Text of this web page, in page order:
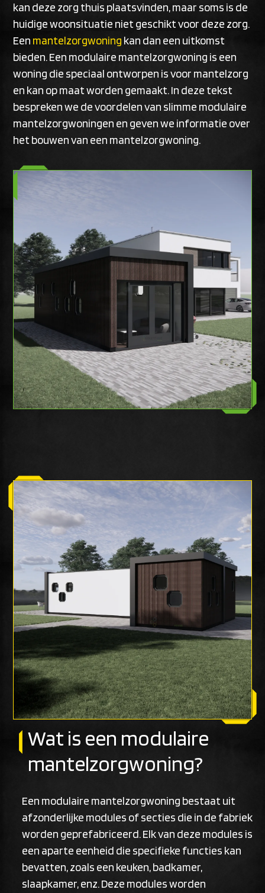
kan deze zorg thuis plaatsvinden, maar soms is de
huidige woonsituatie niet geschikt voor deze zorg.
Een mantelzorgwoning kan dan een uitkomst
bieden. Een modulaire mantelzorgwoning is een
woning die speciaal ontworpen is voor mantelzorg
en kan op maat worden gemaakt. In deze tekst
bespreken we de voordelen van slimme modulaire
mantelzorgwoningen en geven we informatie over
het bouwen van een mantelzorgwoning.
Wat is een modulaire
mantelzorgwoning?
Een modulaire mantelzorgwoning bestaat uit
afzonderlijke modules of secties die in de fabriek
worden geprefabriceerd. Elk van deze modules is
een aparte eenheid die specifieke functies kan
bevatten, zoals een keuken, badkamer,
slaapkamer, enz. Deze modules worden